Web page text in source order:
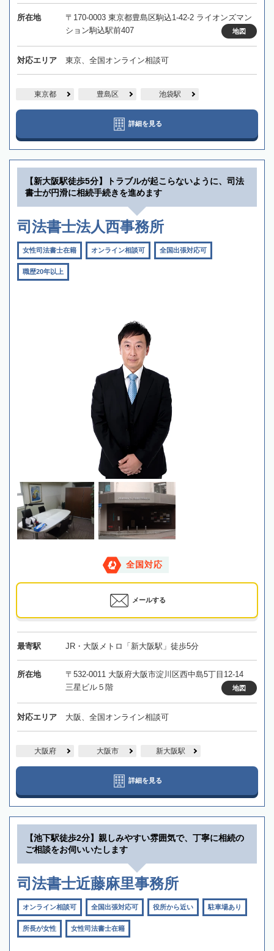
所在地
〒170-0003 東京都豊島区駒込1-42-2 ライオンズマン
ション駒込駅前407
地図
対応エリア 東京、全国オンライン相談可
東京都 豊島区 池袋駅
詳細を見る
【新大阪駅徒歩5分】トラブルが起こらないように、司法
書士が円滑に相続手続きを進めます
司法書士法人西事務所
女性司法書士在籍 オンライン相談可 全国出張対応可
職歴20年以上
全国対応
メールする
最寄駅 JR・大阪メトロ「新大阪駅」徒歩5分
所在地
〒532-0011 大阪府大阪市淀川区西中島5丁目12-14
三星ビル５階
地図
対応エリア 大阪、全国オンライン相談可
大阪府 大阪市 新大阪駅
詳細を見る
【池下駅徒歩2分】親しみやすい雰囲気で、丁寧に相続の
ご相談をお伺いいたします
司法書士近藤麻里事務所
オンライン相談可 全国出張対応可 役所から近い 駐車場あり
所長が女性 女性司法書士在籍